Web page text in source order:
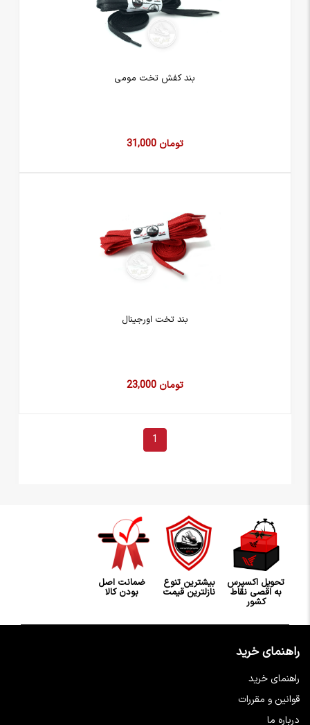
بند کفش تخت مومی
31,000 تومان
بند تخت اورجینال
23,000 تومان
1
تحویل اکسپرس
به اقصی نقاط
کشور
بیشترین تنوع
نازلترین قیمت
ضمانت اصل
بودن کالا
راهنمای خرید
راهنمای خرید
قوانین و مقررات
درباره ما